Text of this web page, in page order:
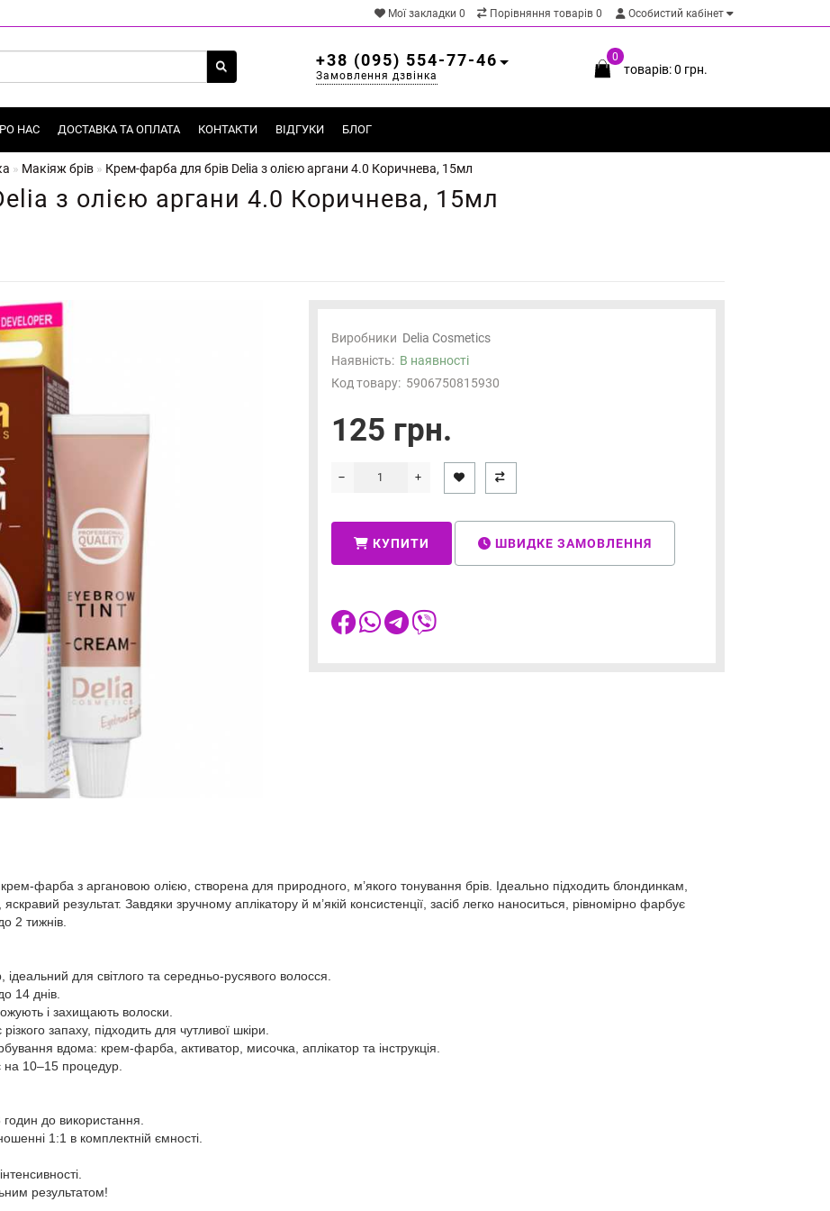
Мої закладки 0 Порівняння товарів 0 Особистий кабінет
0
товарів: 0 грн.
+38 (095) 554-77-46
Замовлення дзвінка
НАС ДОСТАВКА ТА ОПЛАТА КОНТАКТИ ВІДГУКИ БЛОГ
Макіяж брів Крем-фарба для брів Delia з олією аргани 4.0 Коричнева, 15мл
з олією аргани 4.0 Коричнева, 15мл
Виробники Delia Cosmetics
Наявність: В наявності
Код товару: 5906750815930
125 грн.
КУПИТИ ШВИДКЕ ЗАМОВЛЕННЯ
фарба з аргановою олією, створена для природного, м’якого тонування брів. Ідеально підходить блондинкам,
результат. Завдяки зручному аплікатору й м’якій консистенції, засіб легко наноситься, рівномірно фарбує
2 тижнів.
для світлого та середньо-русявого волосся.
14 днів.
і захищають волоски.
запаху, підходить для чутливої шкіри.
вдома: крем-фарба, активатор, мисочка, аплікатор та інструкція.
на 10–15 процедур.
годин до використання.
1:1 в комплектній ємності.
результатом!